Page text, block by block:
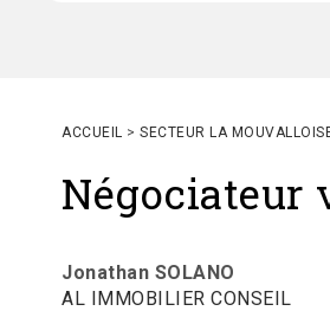
ACCUEIL > SECTEUR LA
Négociateur
Jonathan SOLANO
AL IMMOBILIER CONSEIL